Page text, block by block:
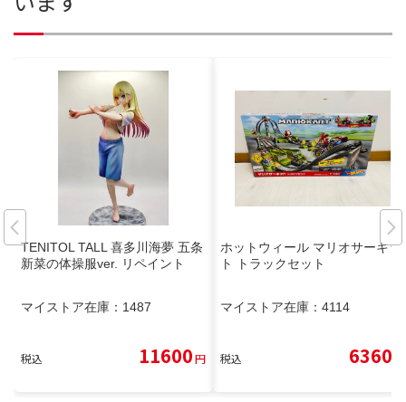
TENITOL TALL 喜多川海夢 五条
新菜の体操服ver. リペイント
マイストア在庫： 1487
税込 11600円
ホットウィール マリオサーキッ
ト トラックセット
マイストア在庫： 4114
税込 6360